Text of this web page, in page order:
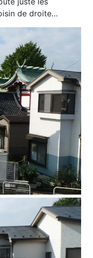
de droite…